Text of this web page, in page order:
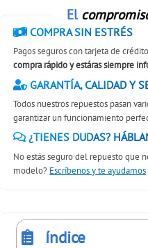
El
COMPRA SIN ESTRÉS
Pagos seguros con tarjeta de
compra rápido y estáras siempre
GARANTÍA, CALIDAD Y
Todos nuestros repuestos pasan
garantizar un funcionamiento
¿TIENES DUDAS?
No estás seguro del repuesto que
modelo? Escríbenos y te ayudamos
índice